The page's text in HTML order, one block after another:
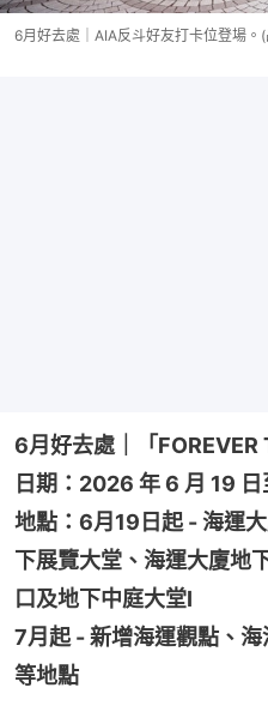
6月好去處｜AIA反斗好友打卡位登場。
6月好去處｜「FOREVER
日期：2026 年 6 月 19 日
地點：6月19日起 - 海運
下展覽大堂、海運大廈地
口及地下中庭大堂I
7月起 - 新增海運觀點、
等地點